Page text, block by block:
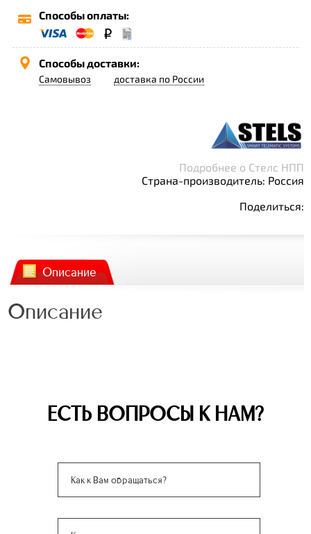
Способы оплаты:
Способы доставки:
Самовывоз доставка по России
Подробнее о Стелс НПП
Страна-производитель: Россия
Поделиться:
Описание
Описание
ЕСТЬ ВОПРОСЫ К НАМ?